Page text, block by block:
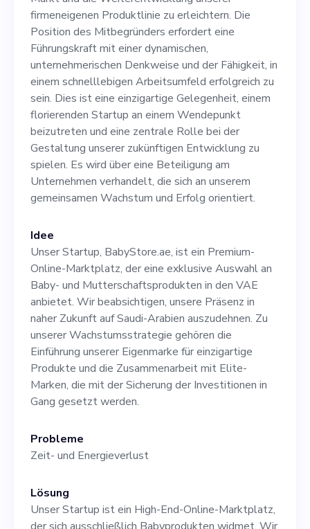
um unser Wachstum auf
dem saudi-arabischen Markt
und die Weiterentwicklung
unserer firmeneigenen
Produktlinie zu erleichtern.
Die Position des
Mitbegründers erfordert
eine Führungskraft mit einer
unternehmerischen
Denkweise und der
Fähigkeit, in einem
schnelllebigen
Arbeitsumfeld erfolgreich
zu sein. Dies ist eine
einzigartige Gelegenheit,
einem florierenden Startup
an einem Wendepunkt
beizutreten und eine
zentrale Rolle bei der
Gestaltung unserer
firmeneigenen Produktlinie zu erleichtern. Die
Position des Mitbegründers erfordert eine
Führungskraft mit einer dynamischen,
unternehmerischen Denkweise und der Fähigkeit, in
einem schnelllebigen Arbeitsumfeld erfolgreich zu
sein. Dies ist eine einzigartige Gelegenheit, einem
florierenden Startup an einem Wendepunkt
beizutreten und eine zentrale Rolle bei der
Gestaltung unserer zukünftigen Entwicklung zu
spielen. Es wird über eine Beteiligung am
Unternehmen verhandelt, die sich an unserem
gemeinsamen Wachstum und Erfolg orientiert.
Idee
Unser Startup, BabyStore.ae, ist ein Premium-
Online-Marktplatz, der eine exklusive Auswahl an
Baby- und Mutterschaftsprodukten in den VAE
anbietet. Wir beabsichtigen, unsere Präsenz in
naher Zukunft auf Saudi-Arabien auszudehnen. Zu
unserer Wachstumsstrategie gehören die
Einführung unserer Eigenmarke für einzigartige
Produkte und die Zusammenarbeit mit Elite-
Marken, die mit der Sicherung der Investitionen in
Gang gesetzt werden.
Probleme
Zeit- und Energieverlust
Lösung
Unser Startup ist ein High-End-Online-Marktplatz,